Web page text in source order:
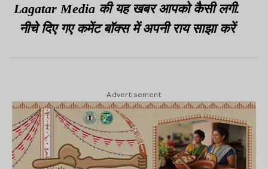
Lagatar Media की यह खबर आपको कैसी लगी.
नीचे दिए गए कमेंट बॉक्स में अपनी राय साझा करें
Advertisement